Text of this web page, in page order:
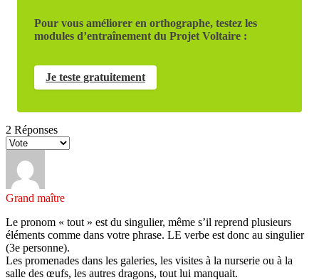
Pour vous améliorer en orthographe, testez les
modules d’entraînement du Projet Voltaire :
Je teste gratuitement
2 Réponses
Grand maître
Le pronom « tout » est du singulier, même s’il reprend plusieurs
éléments comme dans votre phrase. LE verbe est donc au singulier
(3e personne).
Les promenades dans les galeries, les visites à la nurserie ou à la
salle des œufs, les autres dragons, tout lui manquait.